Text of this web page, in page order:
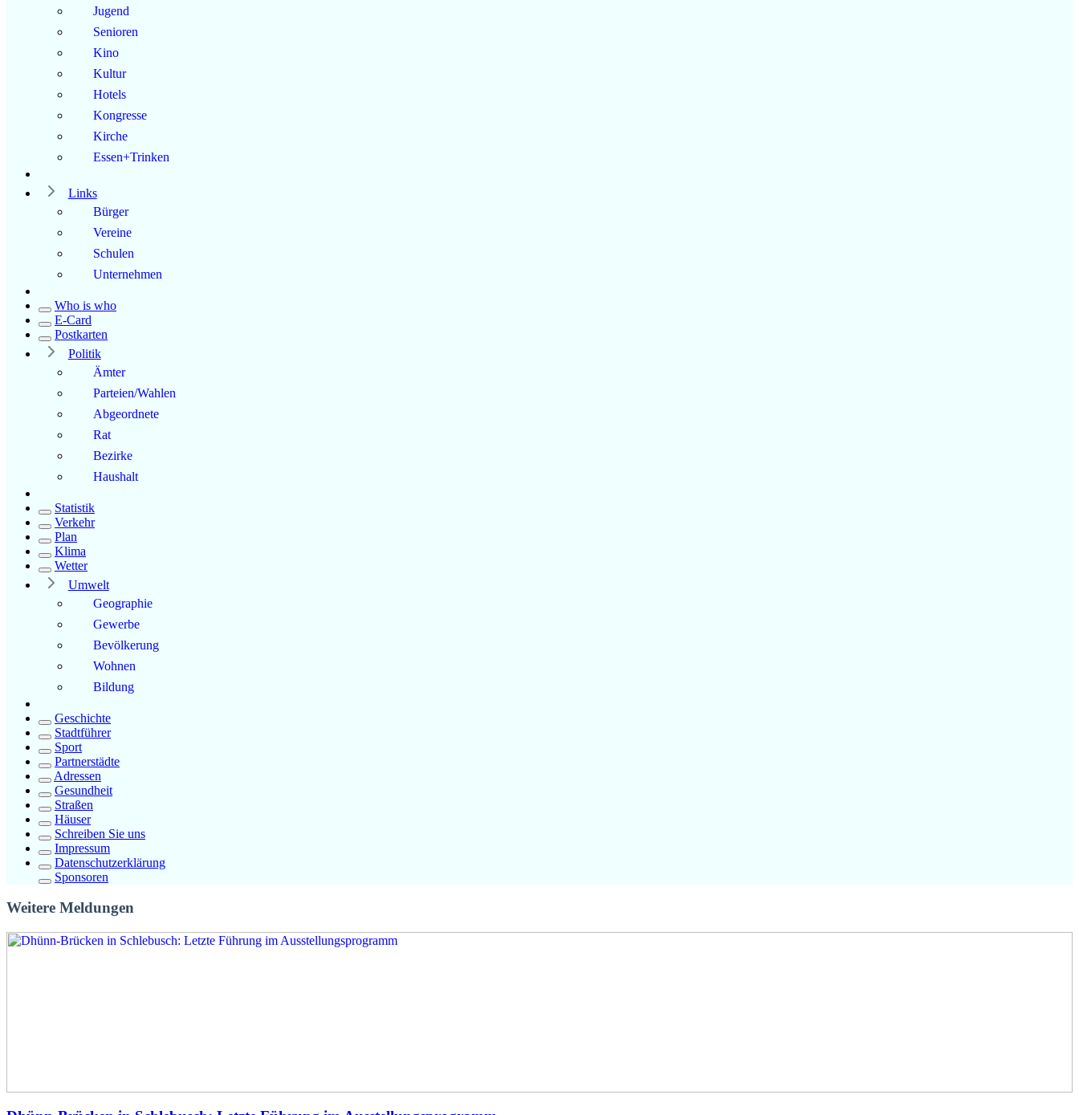
Jugend
Senioren
Kino
Kultur
Hotels
Kongresse
Kirche
Essen+Trinken
Links
Bürger
Vereine
Schulen
Unternehmen
Who is who
E-Card
Postkarten
Politik
Ämter
Parteien/Wahlen
Abgeordnete
Rat
Bezirke
Haushalt
Statistik
Verkehr
Plan
Klima
Wetter
Umwelt
Geographie
Gewerbe
Bevölkerung
Wohnen
Bildung
Geschichte
Stadtführer
Sport
Partnerstädte
Adressen
Gesundheit
Straßen
Häuser
Schreiben Sie uns
Impressum
Datenschutzerklärung
Sponsoren
Weitere Meldungen